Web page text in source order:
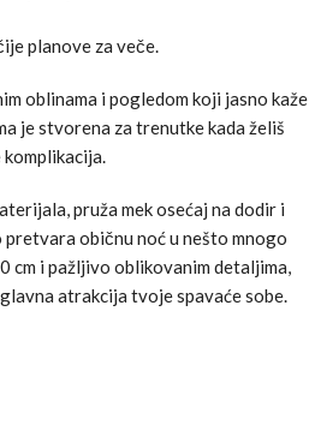
planove za veče.
oblinama i pogledom koji jasno kaže
je stvorena za trenutke kada želiš
komplikacija.
pruža mek osećaj na dodir i
običnu noć u nešto mnogo
cm i pažljivo oblikovanim detaljima,
atrakcija tvoje spavaće sobe.